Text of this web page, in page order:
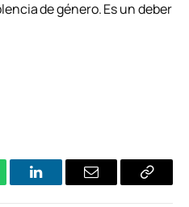
de género. Es un deber
LinkedInEmail
Copiar